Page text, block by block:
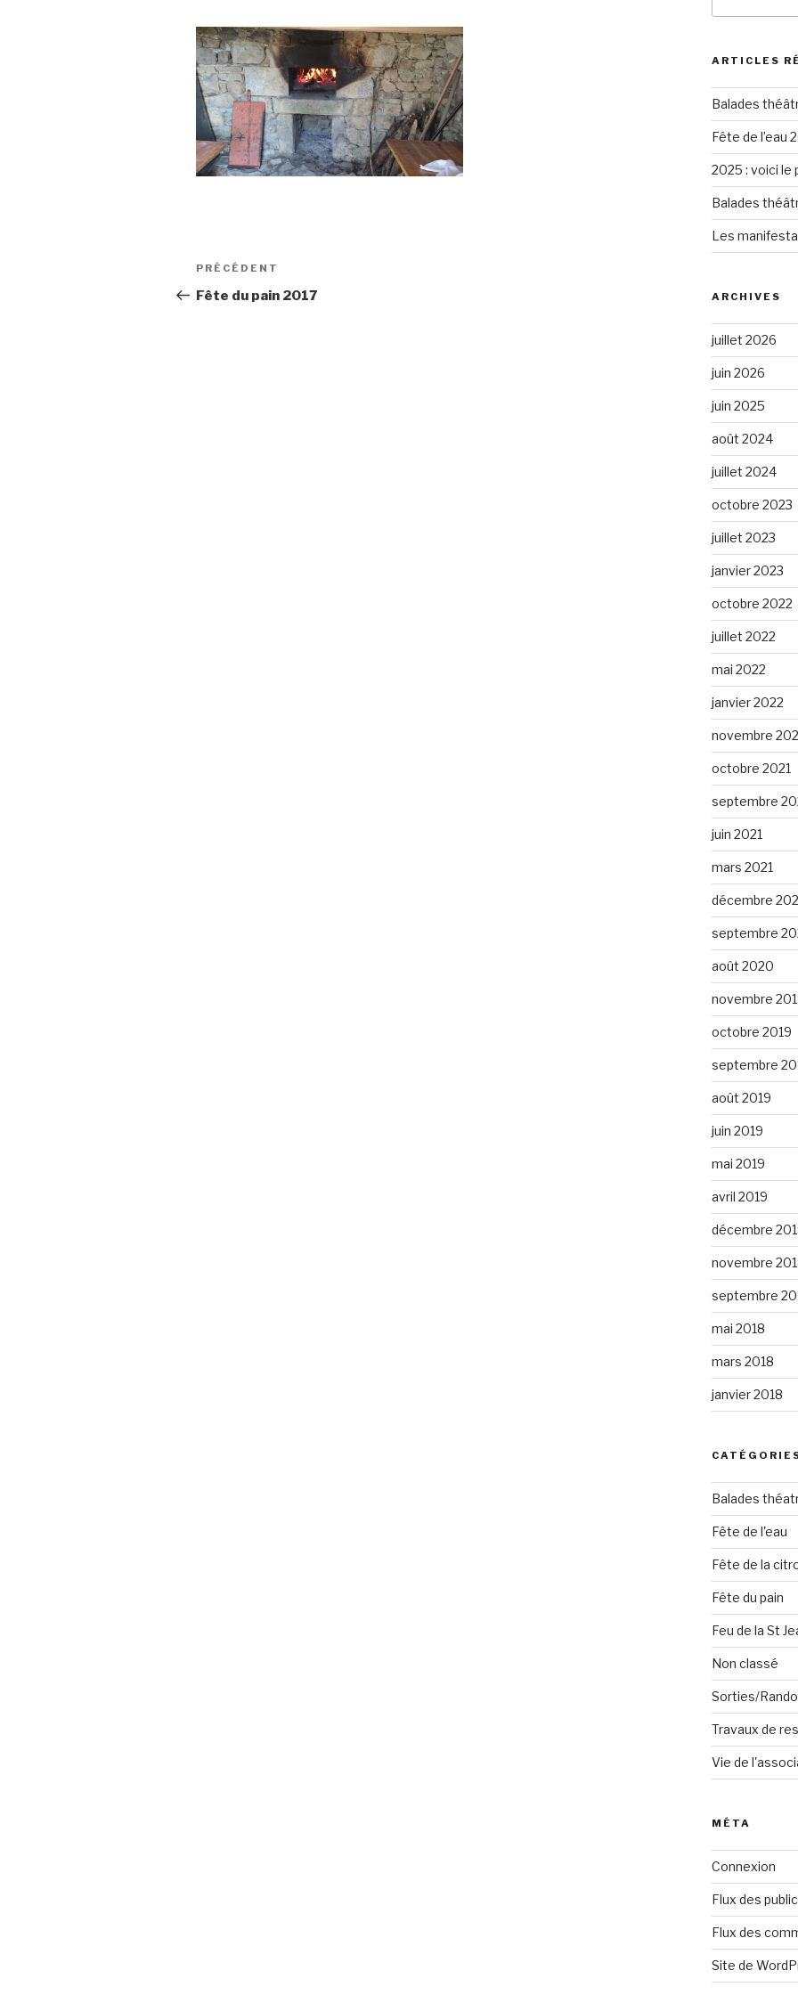
Navigation
de
Article
précédent
PRÉCÉDENT
Fête du pain 2017
:
ARTICLES
Balades
Fête de l’eau
2025 : voici le
Balades
Les
ARCHIVES
juillet 2026
juin 2026
juin 2025
août 2024
juillet 2024
octobre 2023
juillet 2023
janvier 2023
octobre 2022
juillet 2022
mai 2022
janvier 2022
novembre
octobre 2021
septembre
juin 2021
mars 2021
décembre
septembre
août 2020
novembre
octobre 2019
septembre
août 2019
juin 2019
mai 2019
avril 2019
décembre
novembre
septembre
mai 2018
mars 2018
janvier 2018
Balades
Fête de l'eau
Fête de la
Fête du pain
Feu de la St
Non classé
Sorties/
Travaux de
Vie de
MÉTA
Connexion
Flux des
Flux des
Site de